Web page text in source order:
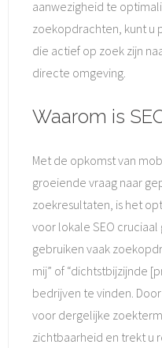
aanwezigheid te
zoekopdrachten, kunt u
die actief op zoek zijn
directe omgeving.
Waarom is
Met de opkomst van
groeiende vraag naar
zoekresultaten, is het
voor lokale SEO
gebruiken vaak
mij” of “dichtstbijzijnde
bedrijven te vinden.
voor dergelijke
zichtbaarheid en trekt u